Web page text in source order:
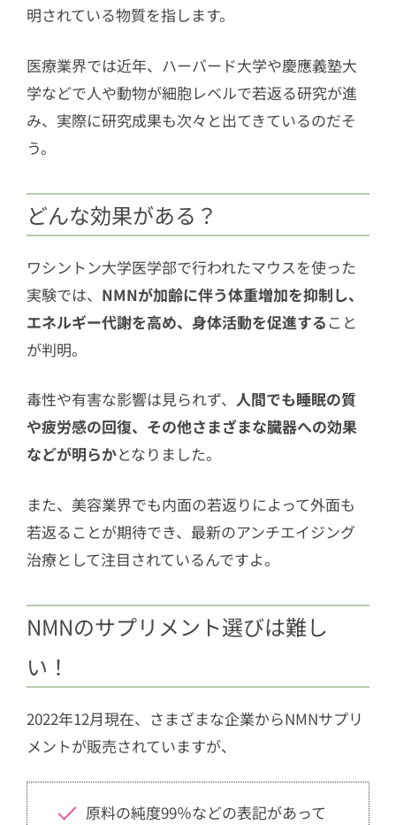
明されている物質を指します。
医療業界では近年、ハーバード大学や慶應義塾大
学などで人や動物が細胞レベルで若返る研究が進
み、実際に研究成果も次々と出てきているのだそ
う。
どんな効果がある？
ワシントン大学医学部で行われたマウスを使った
実験では、 NMNが加齢に伴う体重増加を抑制し、
エネルギー代謝を高め、身体活動を促進する こと
が判明。
毒性や有害な影響は見られず、 人間でも睡眠の質
や疲労感の回復、その他さまざまな臓器への効果
などが明らかとなりました。
また、美容業界でも内面の若返りによって外面も
若返ることが期待でき、最新のアンチエイジング
治療として注目されているんですよ。
NMNのサプリメント選びは難し
い！
2022年12月現在、さまざまな企業からNMNサプリ
メントが販売されていますが、
原料の純度99％などの表記があって